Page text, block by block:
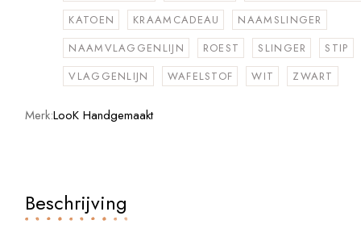
KATOEN
KRAAMCADEAU
NAAMSLINGER
NAAMVLAGGENLIJN
ROEST SLINGER
STIP
VLAGGENLIJN
WAFELSTOF WIT ZWART
Merk:LooK Handgemaakt
Beschrijving